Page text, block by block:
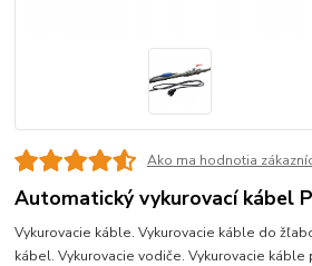
Ako ma hodnotia
Automatický vykurovací kábel
Vykurovacie káble. Vykurovacie káble do
kábel. Vykurovacie vodiče. Vykurovacie